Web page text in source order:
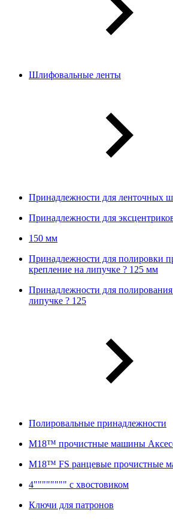
Шлифовальные ленты
Принадлежности для ленточных
Принадлежности для
150 мм
Принадлежности для полировки
крепление на липучке ? 125 мм
Принадлежности для
липучке ? 125
Полировальные принадлежности
M18™ прочистные машины
M18™ FS ранцевые прочистные
4"""""""" с хвостовиком
Ключи для патронов